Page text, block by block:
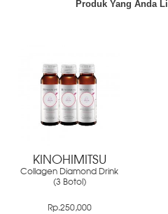
Produk Yang Anda
KINOHIMITSU
Collagen Diamond Drink
(3 Botol)
Rp.250,000